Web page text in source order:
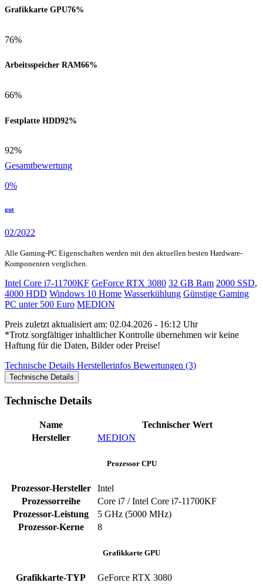
Grafikkarte GPU76%
76%
Arbeitsspeicher RAM66%
66%
Festplatte HDD92%
92%
Gesamtbewertung
0%
gut
02/2022
Alle Gaming-PC Eigenschaften werden mit den aktuellen besten Hardware-
Komponenten verglichen.
Intel Core i7-11700KF GeForce RTX 3080 32 GB Ram 2000 SSD,
4000 HDD Windows 10 Home Wasserkühlung Günstige Gaming
PC unter 500 Euro MEDION
Preis zuletzt aktualisiert am: 02.04.2026 - 16:12 Uhr
*Trotz sorgfältiger inhaltlicher Kontrolle übernehmen wir keine
Haftung für die Daten, Bilder oder Preise!
Technische Details Herstellerinfos Bewertungen (3)
Technische Details
Technische Details
Name
Technischer Wert
Hersteller
MEDION
Prozessor CPU
Prozessor-Hersteller
‎Intel
Prozessorreihe
‎Core i7 / Intel Core i7-11700KF
Prozessor-Leistung
‎5 GHz (5000 MHz)
Prozessor-Kerne
‎8
Grafikkarte GPU
Grafikkarte-TYP
GeForce RTX 3080